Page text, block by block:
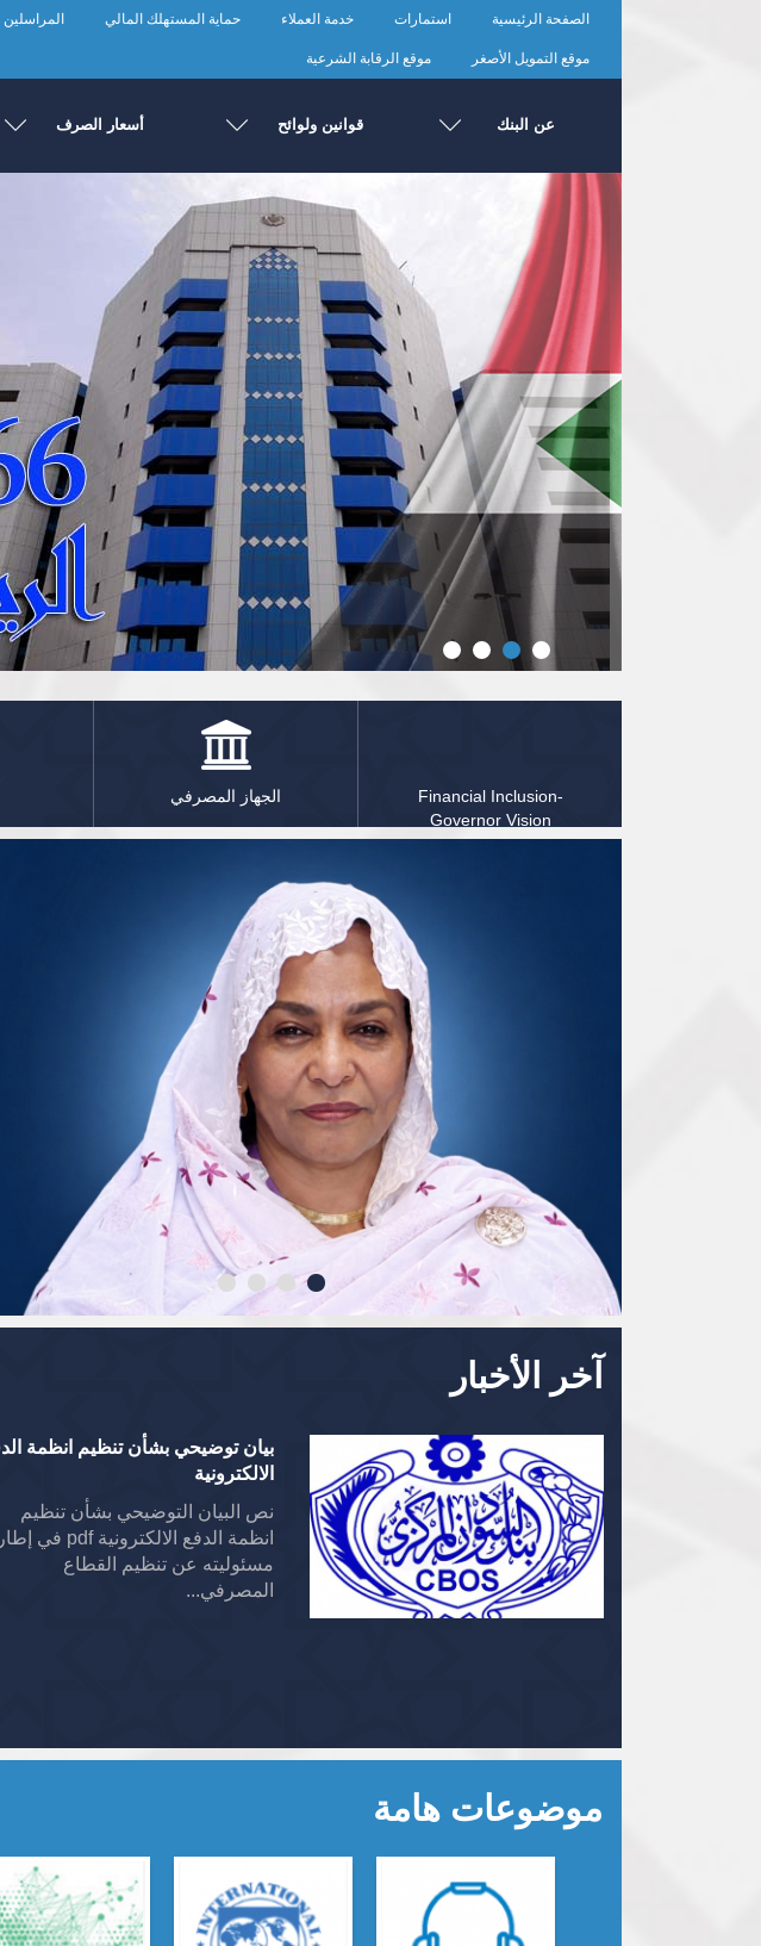
الصفحة الرئيسية استمارات خدمة العملاء حماية المستهلك المالي المراسلين
موقع التمويل الأصغر موقع الرقابة الشرعية
عن البنك قوانين ولوائح أسعار الصرف
الجهاز المصرفي
Financial Inclusion-
Governor Vision
آخر الأخبار
بيان توضيحي بشأن تنظيم انظمة
الالكترونية
نص البيان التوضيحي بشأن تنظيم
انظمة الدفع الالكترونية pdf في إطار
مسئوليته عن تنظيم القطاع
المصرفي...
موضوعات هامة